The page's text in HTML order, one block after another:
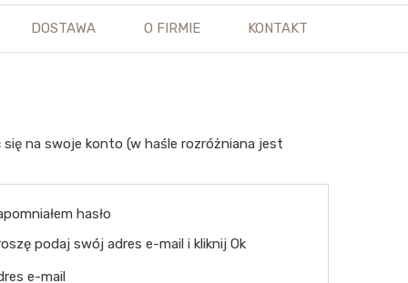
DOSTAWA O FIRMIE KONTAKT
na swoje konto (w haśle rozróżniana jest
hasło
podaj swój adres e-mail i kliknij Ok
e-mail